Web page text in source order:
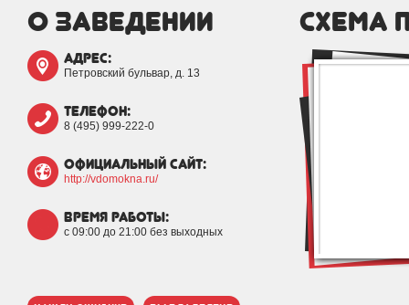
о заведении
адрес:
Петровский бульвар, д. 13
телефон:
8 (495) 999-222-0
официальный сайт:
http://vdomokna.ru/
время работы:
с 09:00 до 21:00 без выходных
схема